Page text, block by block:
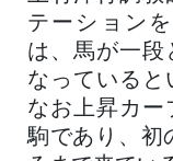
テーション
は、馬が一段
なっていると
なお上昇カー
駒であり、初